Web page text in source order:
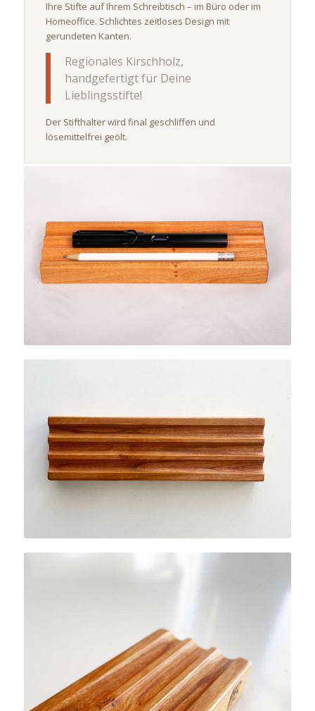
Ihre Stifte auf Ihrem Schreibtisch – im Büro oder im
Homeoffice. Schlichtes zeitloses Design mit
gerundeten Kanten.
Regionales Kirschholz,
handgefertigt für Deine
Lieblingsstifte!
Der Stifthalter wird final geschliffen und
lösemittelfrei geölt.